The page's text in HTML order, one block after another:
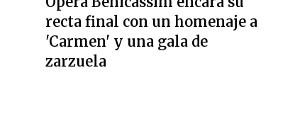
recta final con un homenaje a
'Carmen' y una gala de
zarzuela